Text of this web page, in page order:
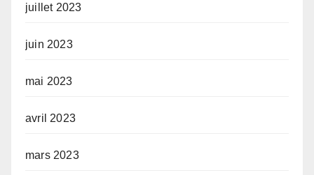
juillet 2023
juin 2023
mai 2023
avril 2023
mars 2023